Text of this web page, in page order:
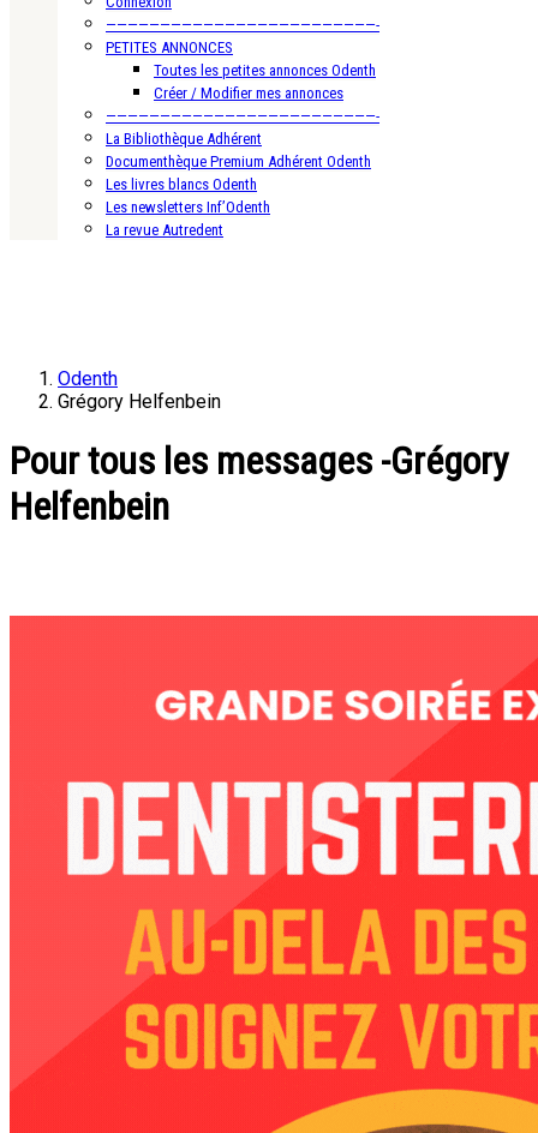
—————————————————————————-
PETITES ANNONCES
Toutes les petites annonces Odenth
Créer / Modifier mes annonces
—————————————————————————-
La Bibliothèque Adhérent
Documenthèque Premium Adhérent Odenth
Les livres blancs Odenth
Les newsletters Inf’Odenth
La revue Autredent
Odenth
Grégory Helfenbein
Pour tous les messages -Grégory
Helfenbein